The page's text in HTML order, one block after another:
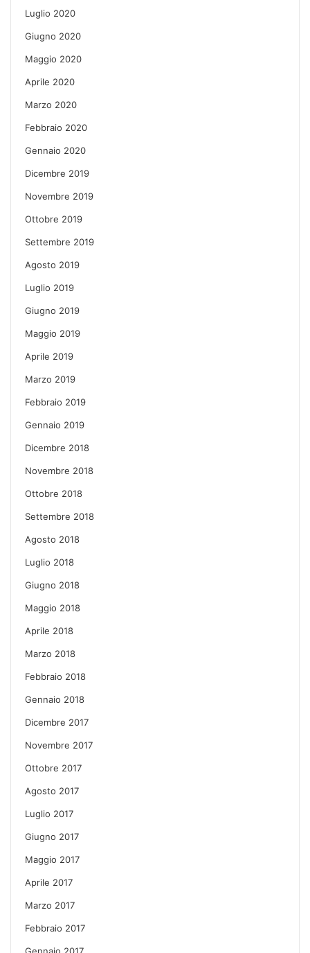
Luglio 2020
Giugno 2020
Maggio 2020
Aprile 2020
Marzo 2020
Febbraio 2020
Gennaio 2020
Dicembre 2019
Novembre 2019
Ottobre 2019
Settembre 2019
Agosto 2019
Luglio 2019
Giugno 2019
Maggio 2019
Aprile 2019
Marzo 2019
Febbraio 2019
Gennaio 2019
Dicembre 2018
Novembre 2018
Ottobre 2018
Settembre 2018
Agosto 2018
Luglio 2018
Giugno 2018
Maggio 2018
Aprile 2018
Marzo 2018
Febbraio 2018
Gennaio 2018
Dicembre 2017
Novembre 2017
Ottobre 2017
Agosto 2017
Luglio 2017
Giugno 2017
Maggio 2017
Aprile 2017
Marzo 2017
Febbraio 2017